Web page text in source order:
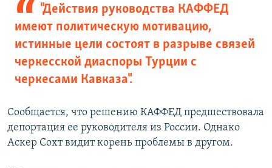
"Действия руководства КАФФЕД
имеют политическую мотивацию,
истинные цели состоят в разрыве связей
черкесской диаспоры Турции с
черкесами Кавказа".
Сообщается, что решению КАФФЕД предшествовала
депортация ее руководителя из России. Однако
Аскер Сохт видит корень проблемы в другом.